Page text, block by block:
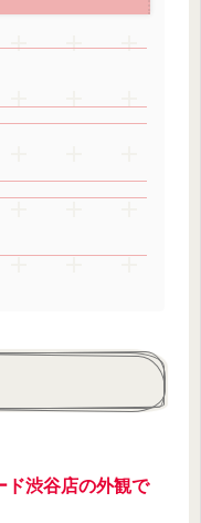
ド渋谷店の外観で